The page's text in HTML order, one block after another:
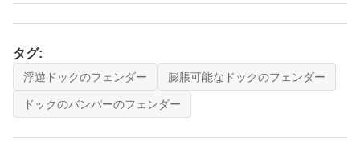
タグ:
浮遊ドックのフェンダー 膨脹可能なドックのフェンダー
ドックのバンパーのフェンダー